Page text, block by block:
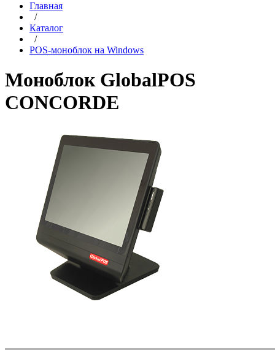
Главная
/
Каталог
/
POS-моноблок на Windows
Моноблок GlobalPOS
CONCORDE